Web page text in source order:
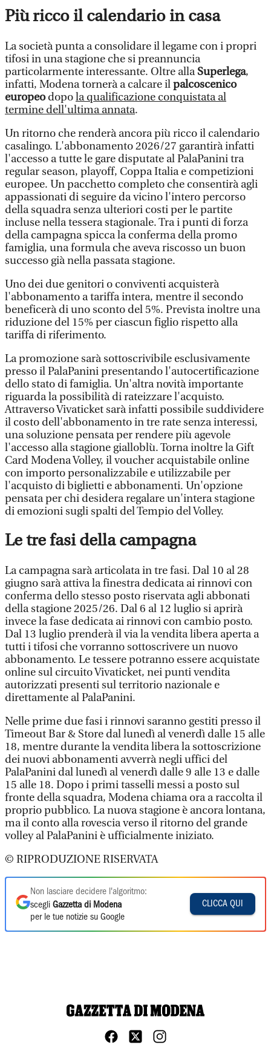
Più ricco il calendario in casa
La società punta a consolidare il legame con i propri
tifosi in una stagione che si preannuncia
particolarmente interessante. Oltre allaSuperlega,
infatti, Modena tornerà a calcare ilpalcoscenico
europeodopola qualificazione conquistata al
termine dell'ultima annata.
Un ritorno che renderà ancora più ricco il calendario
casalingo. L'abbonamento 2026/27 garantirà infatti
l'accesso a tutte le gare disputate al PalaPanini tra
regular season, playoff, Coppa Italia e competizioni
europee. Un pacchetto completo che consentirà agli
appassionati di seguire da vicino l'intero percorso
della squadra senza ulteriori costi per le partite
incluse nella tessera stagionale. Tra i punti di forza
della campagna spicca la conferma della promo
famiglia, una formula che aveva riscosso un buon
successo già nella passata stagione.
Uno dei due genitori o conviventi acquisterà
l'abbonamento a tariffa intera, mentre il secondo
beneficerà di uno sconto del 5%. Prevista inoltre una
riduzione del 15% per ciascun figlio rispetto alla
tariffa di riferimento.
La promozione sarà sottoscrivibile esclusivamente
presso il PalaPanini presentando l'autocertificazione
dello stato di famiglia. Un'altra novità importante
riguarda la possibilità di rateizzare l'acquisto.
Attraverso Vivaticket sarà infatti possibile suddividere
il costo dell'abbonamento in tre rate senza interessi,
una soluzione pensata per rendere più agevole
l'accesso alla stagione gialloblù. Torna inoltre la Gift
Card Modena Volley, il voucher acquistabile online
con importo personalizzabile e utilizzabile per
l'acquisto di biglietti e abbonamenti. Un'opzione
pensata per chi desidera regalare un'intera stagione
di emozioni sugli spalti del Tempio del Volley.
Le tre fasi della campagna
La campagna sarà articolata in tre fasi. Dal 10 al 28
giugno sarà attiva la finestra dedicata ai rinnovi con
conferma dello stesso posto riservata agli abbonati
della stagione 2025/26. Dal 6 al 12 luglio si aprirà
invece la fase dedicata ai rinnovi con cambio posto.
Dal 13 luglio prenderà il via la vendita libera aperta a
tutti i tifosi che vorranno sottoscrivere un nuovo
abbonamento. Le tessere potranno essere acquistate
online sul circuito Vivaticket, nei punti vendita
autorizzati presenti sul territorio nazionale e
direttamente al PalaPanini.
Nelle prime due fasi i rinnovi saranno gestiti presso il
Timeout Bar & Store dal lunedì al venerdì dalle 15 alle
18, mentre durante la vendita libera la sottoscrizione
dei nuovi abbonamenti avverrà negli uffici del
PalaPanini dal lunedì al venerdì dalle 9 alle 13 e dalle
15 alle 18. Dopo i primi tasselli messi a posto sul
fronte della squadra, Modena chiama ora a raccolta il
proprio pubblico. La nuova stagione è ancora lontana,
ma il conto alla rovescia verso il ritorno del grande
volley al PalaPanini è ufficialmente iniziato.
© RIPRODUZIONE RISERVATA
Non lasciare decidere l'algoritmo:
scegli Gazzetta di Modena
per le tue notizie su Google
CLICCA QUI